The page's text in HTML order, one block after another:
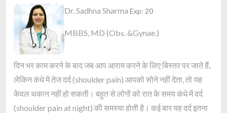
Dr. Sadhna Sharma Exp: 20
MBBS, MD (Obs. &Gynae.)
दिन भर काम करने के बाद जब आप आराम करने के लिए बिस्तर पर जाते हैं,
लेकिन कंधे में तेज दर्द (shoulder pain) आपको सोने नहीं देता, तो यह
केवल थकान नहीं हो सकती। बहुत से लोगों को रात के समय कंधे में दर्द
(shoulder pain at night) की समस्या होती है। कई बार यह दर्द इतना